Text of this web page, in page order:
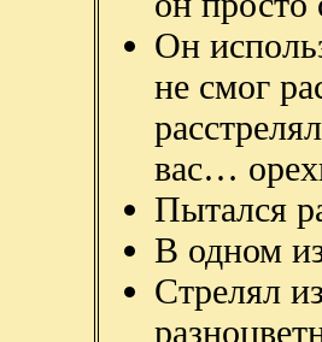
Он
не смог
вас…
Пытался
В одном
Стрелял